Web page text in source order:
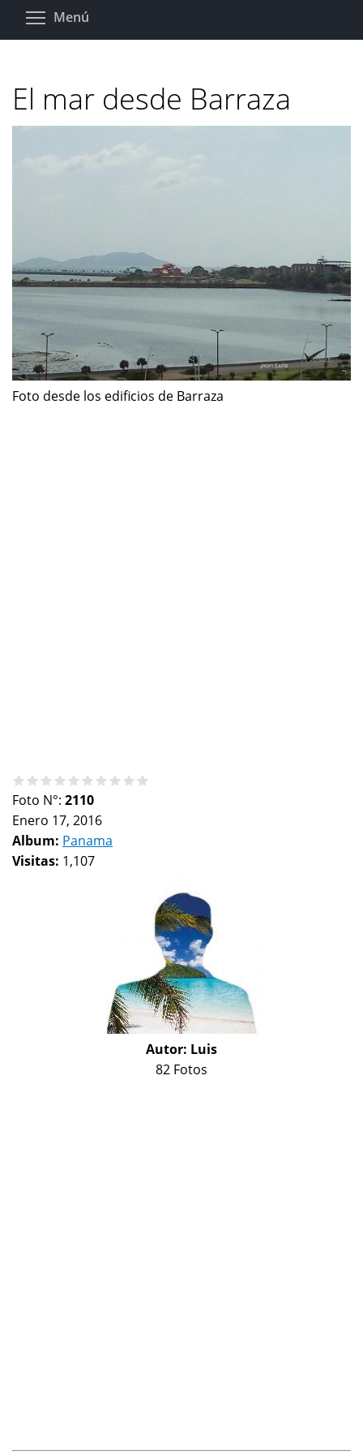
Pasar
Menú
El mar desde Barraza
Foto desde los edificios de Barraza
Foto N°: 2110
Enero 17, 2016
Album: Panama
Visitas: 1,107
Autor: Luis
82 Fotos